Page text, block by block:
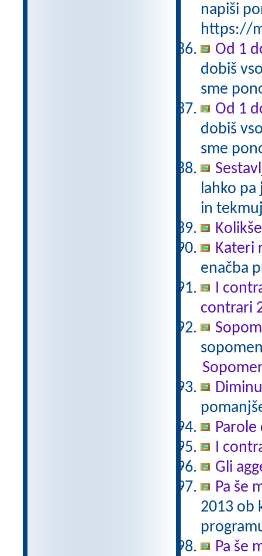
napiši
https://
Od 1
dobiš
sme
Od 1
dobiš
sme
lahko
in
Kateri
enačba
I
contrari
Parole
I
Gli
Pa še
2013 ob
Pa še